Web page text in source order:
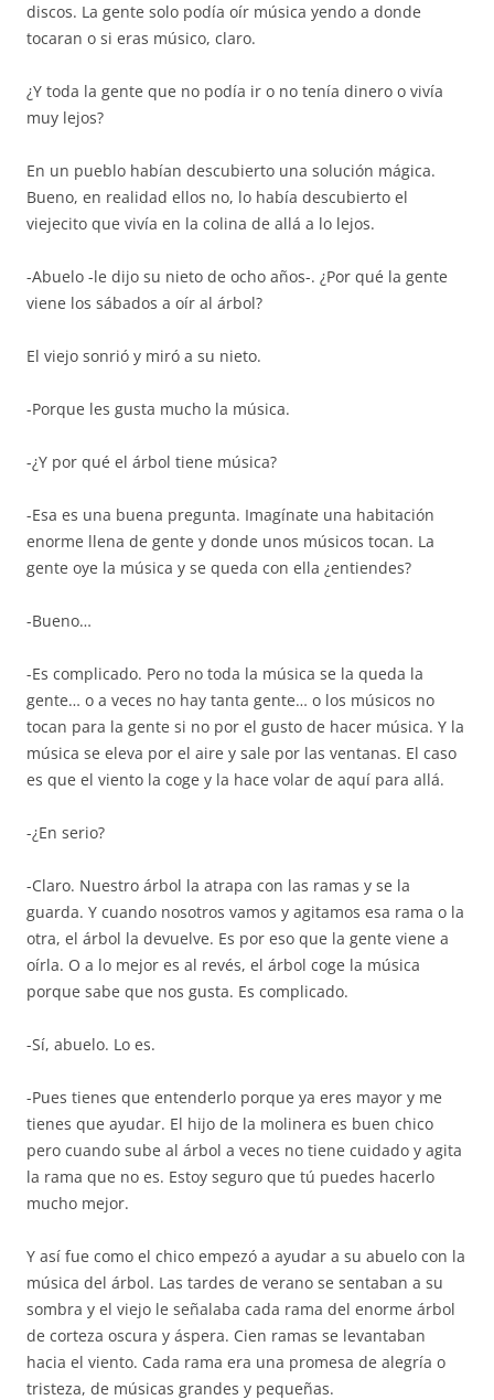
discos. La gente solo podía oír música yendo a donde
tocaran o si eras músico, claro.
¿Y toda la gente que no podía ir o no tenía dinero o vivía
muy lejos?
En un pueblo habían descubierto una solución mágica.
Bueno, en realidad ellos no, lo había descubierto el
viejecito que vivía en la colina de allá a lo lejos.
-Abuelo -le dijo su nieto de ocho años-. ¿Por qué la gente
viene los sábados a oír al árbol?
El viejo sonrió y miró a su nieto.
-Porque les gusta mucho la música.
-¿Y por qué el árbol tiene música?
-Esa es una buena pregunta. Imagínate una habitación
enorme llena de gente y donde unos músicos tocan. La
gente oye la música y se queda con ella ¿entiendes?
-Bueno…
-Es complicado. Pero no toda la música se la queda la
gente… o a veces no hay tanta gente… o los músicos no
tocan para la gente si no por el gusto de hacer música. Y la
música se eleva por el aire y sale por las ventanas. El caso
es que el viento la coge y la hace volar de aquí para allá.
-¿En serio?
-Claro. Nuestro árbol la atrapa con las ramas y se la
guarda. Y cuando nosotros vamos y agitamos esa rama o la
otra, el árbol la devuelve. Es por eso que la gente viene a
oírla. O a lo mejor es al revés, el árbol coge la música
porque sabe que nos gusta. Es complicado.
-Sí, abuelo. Lo es.
-Pues tienes que entenderlo porque ya eres mayor y me
tienes que ayudar. El hijo de la molinera es buen chico
pero cuando sube al árbol a veces no tiene cuidado y agita
la rama que no es. Estoy seguro que tú puedes hacerlo
mucho mejor.
Y así fue como el chico empezó a ayudar a su abuelo con la
música del árbol. Las tardes de verano se sentaban a su
sombra y el viejo le señalaba cada rama del enorme árbol
de corteza oscura y áspera. Cien ramas se levantaban
hacia el viento. Cada rama era una promesa de alegría o
tristeza, de músicas grandes y pequeñas.